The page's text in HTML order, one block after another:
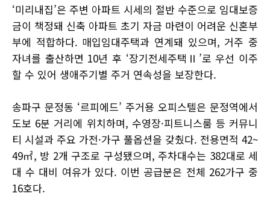
‘미리내집’은 주변 아파트 시세의 절반 수준으로 임대보증
금이 책정돼 신축 아파트 초기 자금 마련이 어려운 신혼부
부에 적합하다. 매입임대주택과 연계돼 있으며, 거주 중
자녀를 출산하면 10년 후 ‘장기전세주택Ⅱ’로 우선 이주
할 수 있어 생애주기별 주거 연속성을 보장한다.
송파구 문정동 ‘르피에드’ 주거용 오피스텔은 문정역에서
도보 6분 거리에 위치하며, 수영장·피트니스룸 등 커뮤니
티 시설과 주요 가전·가구 풀옵션을 갖췄다. 전용면적 42~
49㎡, 방 2개 구조로 구성됐으며, 주차대수는 382대로 세
대 수 대비 여유가 있다. 이번 공급분은 전체 262가구 중
16호다.